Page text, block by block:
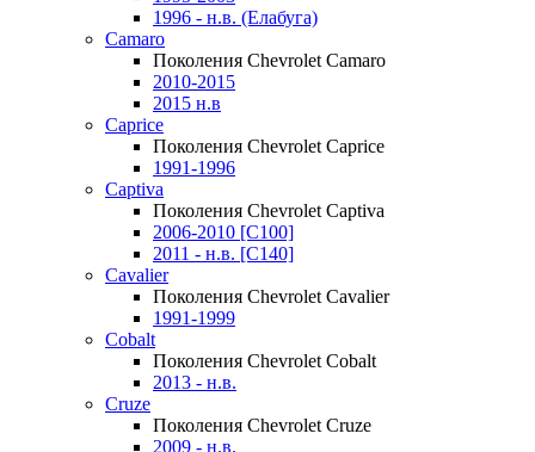
1996 - н.в. (Елабуга)
Camaro
Поколения Chevrolet Camaro
2010-2015
2015 н.в
Caprice
Поколения Chevrolet Caprice
1991-1996
Captiva
Поколения Chevrolet Captiva
2006-2010 [C100]
2011 - н.в. [C140]
Cavalier
Поколения Chevrolet Cavalier
1991-1999
Cobalt
Поколения Chevrolet Cobalt
2013 - н.в.
Cruze
Поколения Chevrolet Cruze
2009 - н.в.